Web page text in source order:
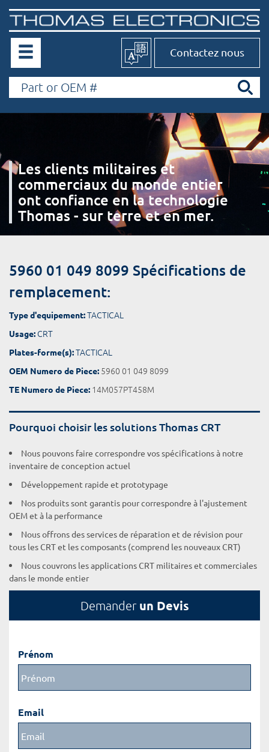
Contactez nous
Les clients militaires et
commerciaux du monde entier
ont confiance en la technologie
Thomas - sur terre et en mer.
5960 01 049 8099 Spécifications de
remplacement:
Type d'equipement:TACTICAL
Usage: CRT
Plates-forme(s):TACTICAL
OEM Numero de Piece: 5960 01 049 8099
TE Numero de Piece: 14M057PT458M
Pourquoi choisir les solutions Thomas CRT
Nous pouvons faire correspondre vos spécifications à notre
inventaire de conception actuel
Développement rapide et prototypage
Nos produits sont garantis pour correspondre à l'ajustement
OEM et à la performance
Nous offrons des services de réparation et de révision pour
tous les CRT et les composants (comprend les nouveaux CRT)
Nous couvrons les applications CRT militaires et commerciales
dans le monde entier
Demander un Devis
Prénom
Email